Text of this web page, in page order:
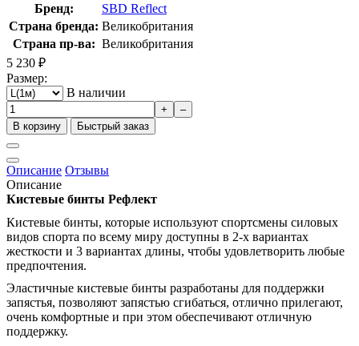
Бренд:
SBD Reflect
Страна бренда: Великобритания
Страна пр-ва: Великобритания
5 230 ₽
Размер:
В наличии
+
–
В корзину
Быстрый заказ
Описание Отзывы
Описание
Кистевые бинты Рефлект
Кистевые бинты, которые используют спортсмены силовых
видов спорта по всему миру доступны в 2-х вариантах
жесткости и 3 вариантах длины, чтобы удовлетворить любые
предпочтения.
Эластичные кистевые бинты разработаны для поддержки
запястья, позволяют запястью сгибаться, отлично прилегают,
очень комфортные и при этом обеспечивают отличную
поддержку.